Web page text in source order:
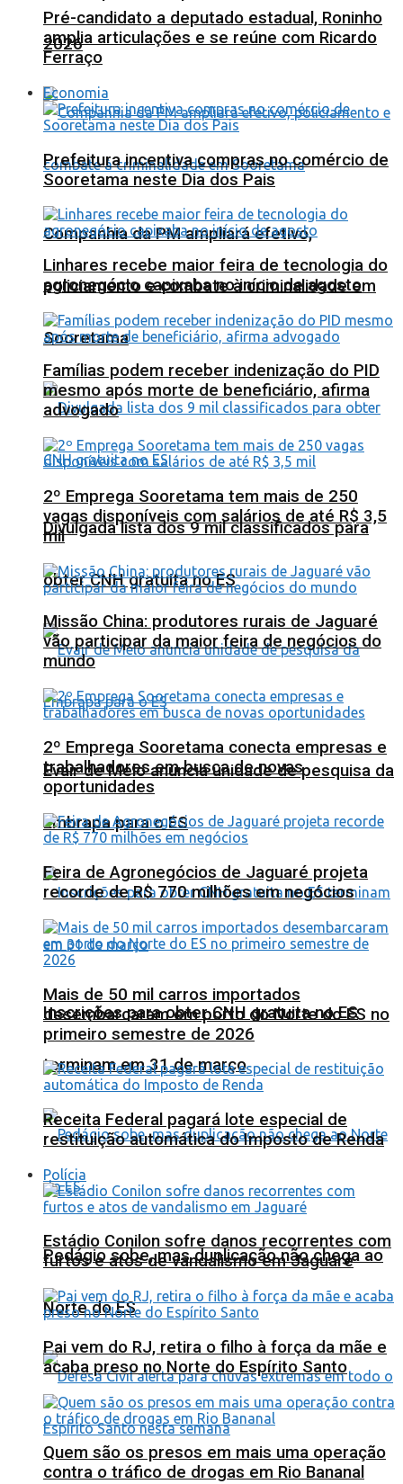
2026
Companhia da PM ampliará efetivo,
policiamento e combate à criminalidade em
Sooretama
Divulgada lista dos 9 mil classificados para
obter CNH gratuita no ES
Evair de Melo anuncia unidade de pesquisa da
Embrapa para o ES
Inscrições para obter CNH gratuita no ES
terminam em 31 de março
Pedágio sobe, mas duplicação não chega ao
Norte do ES
Pré-candidato a deputado estadual, Roninho
amplia articulações e se reúne com Ricardo
Ferraço
Economia
Prefeitura incentiva compras no comércio de
Sooretama neste Dia dos Pais
Linhares recebe maior feira de tecnologia do
agronegócio capixaba no início de agosto
Famílias podem receber indenização do PID
mesmo após morte de beneficiário, afirma
advogado
2º Emprega Sooretama tem mais de 250
vagas disponíveis com salários de até R$ 3,5
mil
Missão China: produtores rurais de Jaguaré
vão participar da maior feira de negócios do
mundo
2º Emprega Sooretama conecta empresas e
trabalhadores em busca de novas
oportunidades
Feira de Agronegócios de Jaguaré projeta
recorde de R$ 770 milhões em negócios
Mais de 50 mil carros importados
desembarcaram em porto do Norte do ES no
primeiro semestre de 2026
Receita Federal pagará lote especial de
restituição automática do Imposto de Renda
Polícia
Estádio Conilon sofre danos recorrentes com
furtos e atos de vandalismo em Jaguaré
Pai vem do RJ, retira o filho à força da mãe e
acaba preso no Norte do Espírito Santo
Quem são os presos em mais uma operação
contra o tráfico de drogas em Rio Bananal